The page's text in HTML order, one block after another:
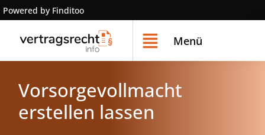
Powered by Finditoo
Menü
Vorsorgevollmacht
erstellen lassen